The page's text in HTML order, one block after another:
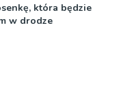
która będzie
w drodze